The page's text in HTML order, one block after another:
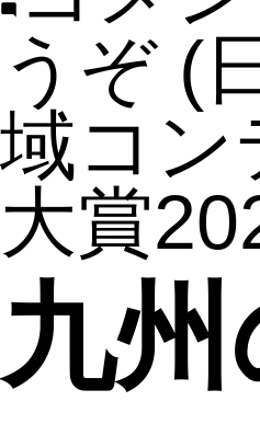
うぞ (
域コン
大賞
九